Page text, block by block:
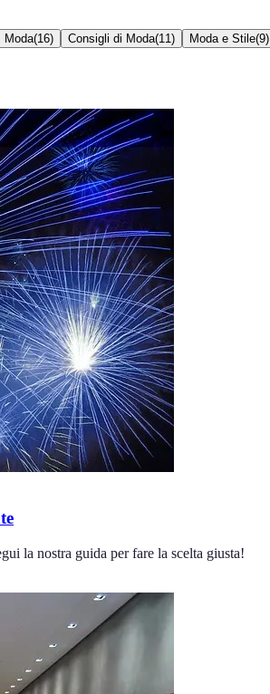
Moda(16) Consigli di Moda(11 ) Moda e Stile(9)
la nostra guida per fare la scelta giusta!